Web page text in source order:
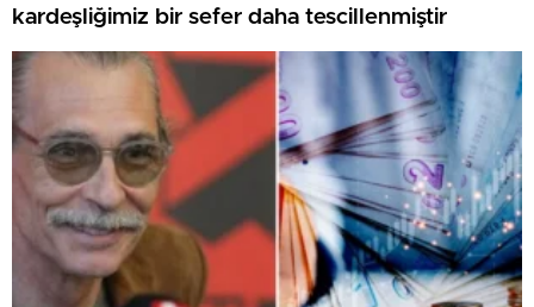
kardeşliğimiz bir sefer daha tescillenmiştir